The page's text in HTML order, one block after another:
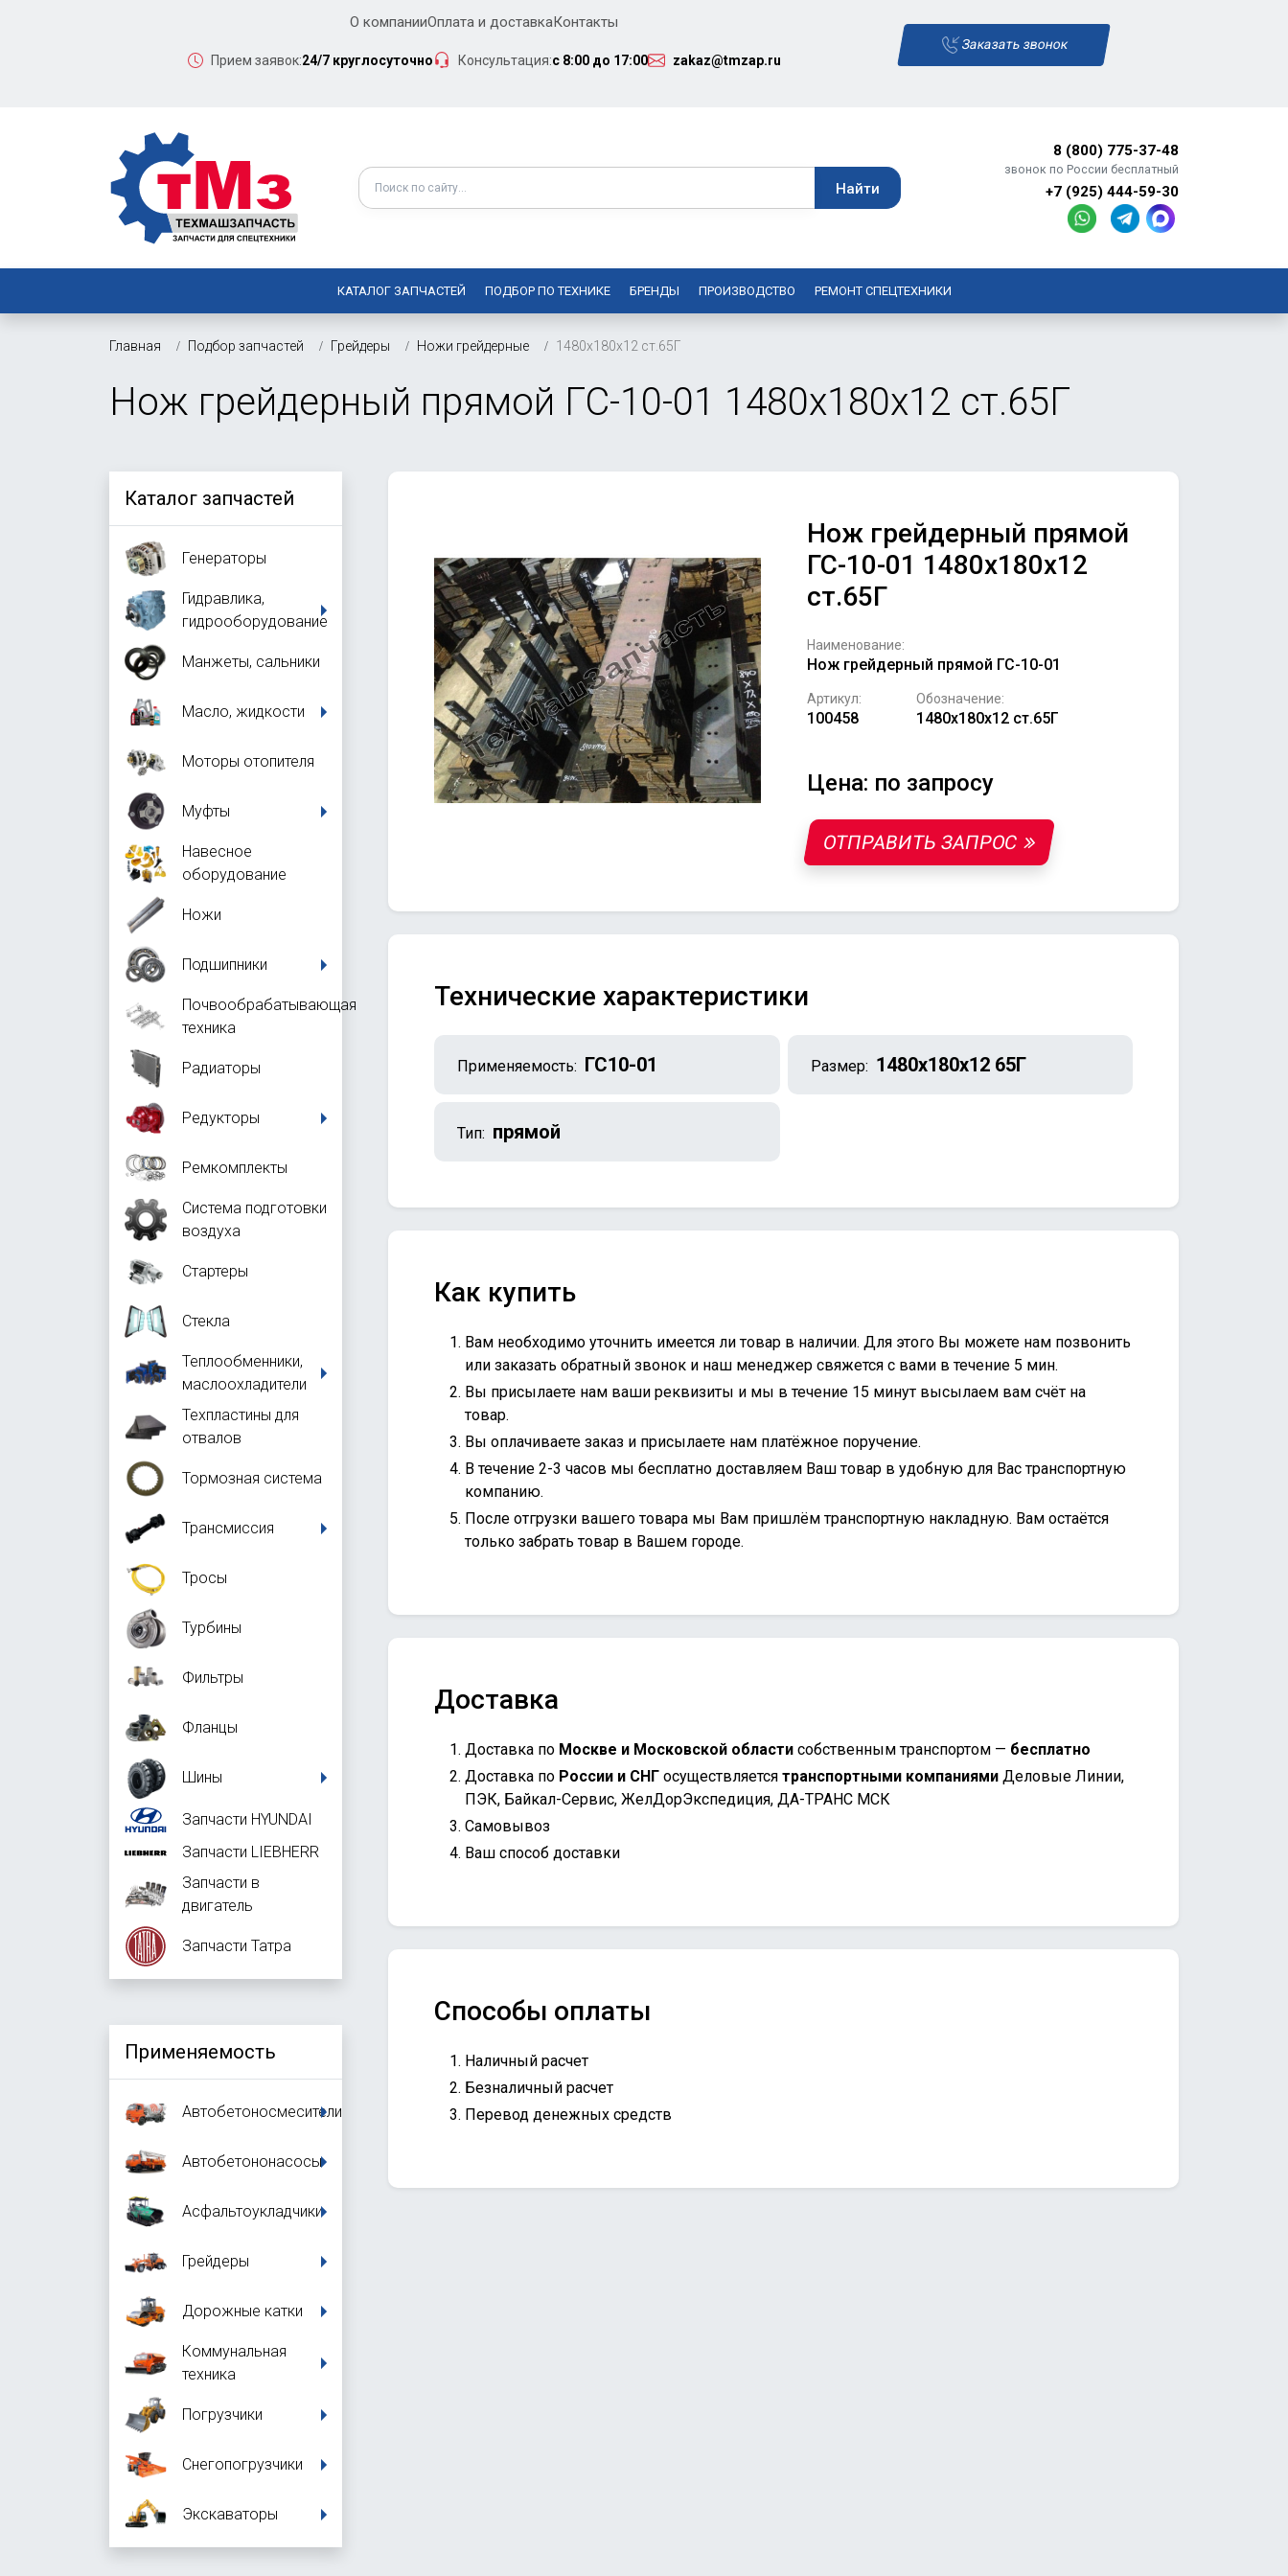
О компанииОплата и доставкаКонтакты
Прием заявок:24/7 круглосуточно Консультация:с 8:00 до 17:00 zakaz@tmzap.ru
Заказать звонок
8 (800) 775-37-48
звонок по России бесплатный
+7 (925) 444-59-30
КАТАЛОГ ЗАПЧАСТЕЙ ПОДБОР ПО ТЕХНИКЕ БРЕНДЫ ПРОИЗВОДСТВО РЕМОНТ СПЕЦТЕХНИКИ
Главная Подбор запчастей Грейдеры Ножи грейдерные 1480х180х12 ст.65Г
Нож грейдерный прямой ГС-10-01 1480х180х12 ст.65Г
Каталог запчастей
Генераторы
Гидравлика,
гидрооборудование
Манжеты, сальники
Масло, жидкости
Моторы отопителя
Муфты
Навесное
оборудование
Ножи
Подшипники
Почвообрабатывающая
техника
Радиаторы
Редукторы
Ремкомплекты
Система подготовки
воздуха
Стартеры
Стекла
Теплообменники,
маслоохладители
Техпластины для
отвалов
Тормозная система
Трансмиссия
Тросы
Турбины
Фильтры
Фланцы
Шины
Запчасти HYUNDAI
Запчасти LIEBHERR
Запчасти в
двигатель
Запчасти Татра
Применяемость
Автобетоносмесители
Автобетононасосы
Асфальтоукладчики
Грейдеры
Дорожные катки
Коммунальная
техника
Погрузчики
Снегопогрузчики
Экскаваторы
Нож грейдерный прямой
ГС-10-01 1480х180х12
ст.65Г
Наименование:
Нож грейдерный прямой ГС-10-01
Артикул:
100458
Обозначение:
1480х180х12 ст.65Г
Цена: по запросу
ОТПРАВИТЬ ЗАПРОС
Технические характеристики
Применяемость: ГС10-01 Размер: 1480х180х12 65Г
Тип: прямой
Как купить
Вам необходимо уточнить имеется ли товар в наличии. Для этого Вы можете нам позвонить
или заказать обратный звонок и наш менеджер свяжется с вами в течение 5 мин.
Вы присылаете нам ваши реквизиты и мы в течение 15 минут высылаем вам счёт на
товар.
Вы оплачиваете заказ и присылаете нам платёжное поручение.
В течение 2-3 часов мы бесплатно доставляем Ваш товар в удобную для Вас транспортную
компанию.
После отгрузки вашего товара мы Вам пришлём транспортную накладную. Вам остаётся
только забрать товар в Вашем городе.
Доставка
Доставка по Москве и Московской области собственным транспортом — бесплатно
Доставка по России и СНГ осуществляется транспортными компаниями Деловые Линии,
ПЭК, Байкал-Сервис, ЖелДорЭкспедиция, ДА-ТРАНС МСК
Самовывоз
Ваш способ доставки
Способы оплаты
Наличный расчет
Безналичный расчет
Перевод денежных средств